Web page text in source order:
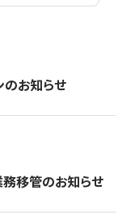
お知らせ
務移管のお知らせ